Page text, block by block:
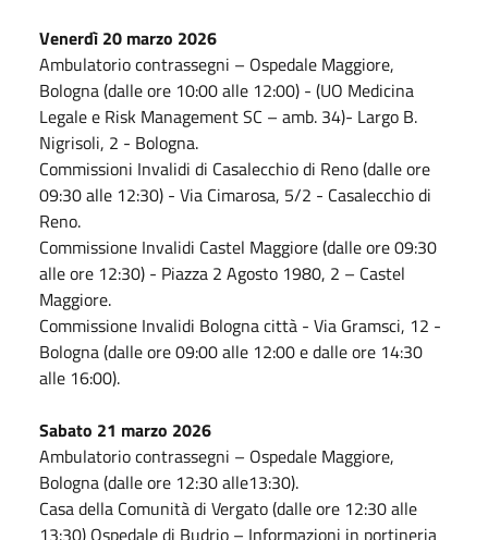
Venerdì 20 marzo 2026
Ambulatorio contrassegni – Ospedale Maggiore,
Bologna (dalle ore 10:00 alle 12:00) - (UO Medicina
Legale e Risk Management SC – amb. 34)- Largo B.
Nigrisoli, 2 - Bologna.
Commissioni Invalidi di Casalecchio di Reno (dalle ore
09:30 alle 12:30) - Via Cimarosa, 5/2 - Casalecchio di
Reno.
Commissione Invalidi Castel Maggiore (dalle ore 09:30
alle ore 12:30) - Piazza 2 Agosto 1980, 2 – Castel
Maggiore.
Commissione Invalidi Bologna città - Via Gramsci, 12 -
Bologna (dalle ore 09:00 alle 12:00 e dalle ore 14:30
alle 16:00).
Sabato 21 marzo 2026
Ambulatorio contrassegni – Ospedale Maggiore,
Bologna (dalle ore 12:30 alle13:30).
Casa della Comunità di Vergato (dalle ore 12:30 alle
13:30) Ospedale di Budrio – Informazioni in portineria